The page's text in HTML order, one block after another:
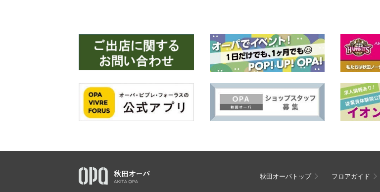
秋田オーパトップ フロアガイド